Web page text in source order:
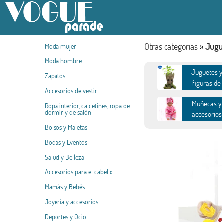
Moda mujer
Moda hombre
Zapatos
Accesorios de vestir
Ropa interior, calcetines, ropa de
dormir y de salón
Bolsos y Maletas
Bodas y Eventos
Salud y Belleza
Accesorios para el cabello
Mamás y Bebés
Joyería y accesorios
Deportes y Ocio
Otras categorias »
Juguetes y
figuras de
Muñecas y
accesorios